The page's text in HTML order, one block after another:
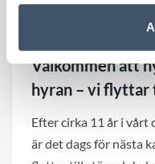
Välkommen att
hyran – vi flyttar
Efter cirka 11 år i vårt
är det dags för nästa